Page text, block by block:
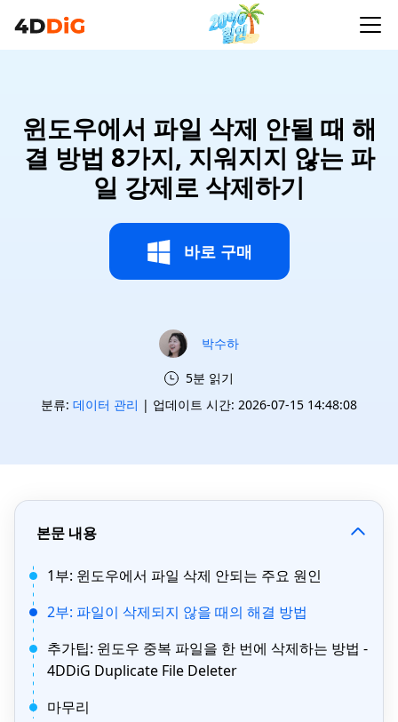
윈도우에서 파일 삭제 안될 때 해
결 방법 8가지, 지워지지 않는 파
일 강제로 삭제하기
바로 구매
박수하
5분 읽기
분류: 데이터 관리 | 업데이트 시간: 2026-07-15 14:48:08
본문 내용
1부: 윈도우에서 파일 삭제 안되는 주요 원인
2부: 파일이 삭제되지 않을 때의 해결 방법
추가팁: 윈도우 중복 파일을 한 번에 삭제하는 방법 -
4DDiG Duplicate File Deleter
마무리